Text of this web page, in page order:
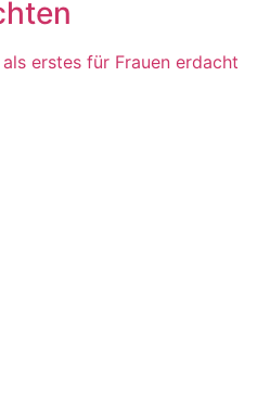
erstes für Frauen erdacht